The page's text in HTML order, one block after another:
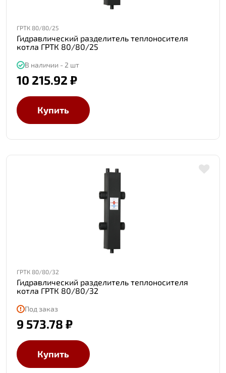
ГРТК 80/80/25
Гидравлический разделитель теплоносителя
котла ГРТК 80/80/25
В наличии - 2 шт
10 215.92 ₽
Купить
ГРТК 80/80/32
Гидравлический разделитель теплоносителя
котла ГРТК 80/80/32
Под заказ
9 573.78 ₽
Купить